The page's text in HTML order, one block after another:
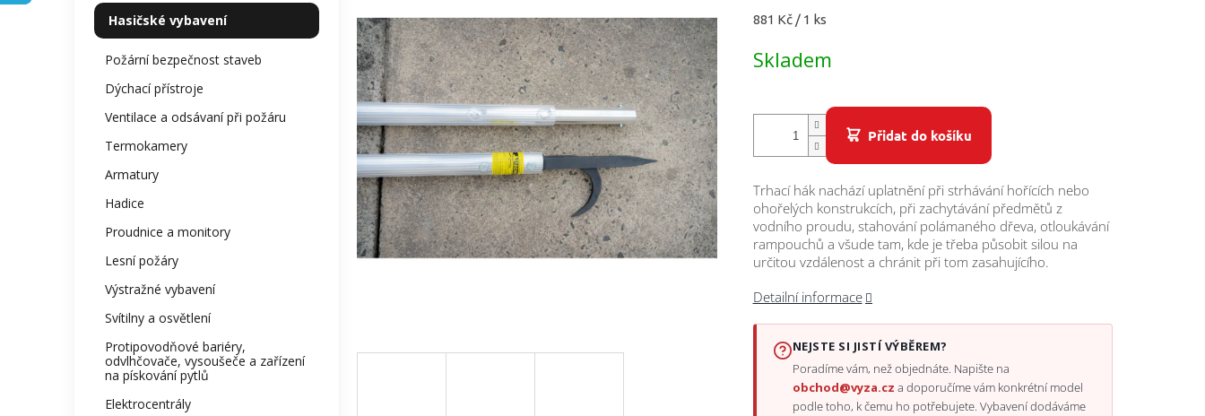
kategorie
Hasičské vybavení
Požární bezpečnost staveb
Dýchací přístroje
Ventilace a odsávaní při požáru
Termokamery
Armatury
Hadice
Proudnice a monitory
Lesní požáry
Výstražné vybavení
Svítilny a osvětlení
Protipovodňové bariéry,
odvlhčovače, vysoušeče a zařízení
na pískování pytlů
Elektrocentrály
z
5
hvězdiček.
Měrná
881 Kč / 1 ks
Skladem
Přidat do košíku
Trhací hák nachází uplatnění při strhávání hořících nebo
ohořelých konstrukcích, při zachytávání předmětů z
vodního proudu, stahování polámaného dřeva, otloukávání
rampouchů a všude tam, kde je třeba působit silou na
určitou vzdálenost a chránit při tom zasahujícího.
Detailní informace
NEJSTE SI JISTÍ VÝBĚREM?
Poradíme vám, než objednáte. Napište na
obchod@vyza.cz a doporučíme vám konkrétní model
podle toho, k čemu ho potřebujete. Vybavení dodáváme